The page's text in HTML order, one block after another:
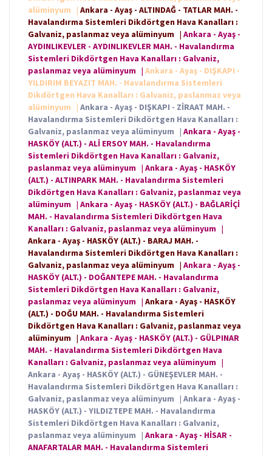
alüminyum
| Ankara - Ayaş - ALTINDAĞ - TATLAR MAH. -
Havalandırma Sistemleri Dikdörtgen Hava Kanalları :
Galvaniz, paslanmaz veya alüminyum | Ankara - Ayaş -
AYDINLIKEVLER - AYDINLIKEVLER MAH. - Havalandırma
Sistemleri Dikdörtgen Hava Kanalları : Galvaniz,
paslanmaz veya alüminyum | Ankara - Ayaş - DIŞKAPI -
YILDIRIM BEYAZIT MAH. - Havalandırma Sistemleri
Dikdörtgen Hava Kanalları : Galvaniz, paslanmaz veya
alüminyum
| Ankara - Ayaş - DIŞKAPI - ZİRAAT MAH. -
Havalandırma Sistemleri Dikdörtgen Hava Kanalları :
Galvaniz, paslanmaz veya alüminyum | Ankara - Ayaş -
HASKÖY (ALT.) - ALİ ERSOY MAH. - Havalandırma
Sistemleri Dikdörtgen Hava Kanalları : Galvaniz,
paslanmaz veya alüminyum | Ankara - Ayaş - HASKÖY
(ALT.) - ALTINPARK MAH. - Havalandırma Sistemleri
Dikdörtgen Hava Kanalları : Galvaniz, paslanmaz veya
alüminyum | Ankara - Ayaş - HASKÖY (ALT.) - BAĞLARİÇİ
MAH. - Havalandırma Sistemleri Dikdörtgen Hava
Kanalları : Galvaniz, paslanmaz veya alüminyum |
Ankara - Ayaş - HASKÖY (ALT.) - BARAJ MAH. -
Havalandırma Sistemleri Dikdörtgen Hava Kanalları :
Galvaniz, paslanmaz veya alüminyum | Ankara - Ayaş -
HASKÖY (ALT.) - DOĞANTEPE MAH. - Havalandırma
Sistemleri Dikdörtgen Hava Kanalları : Galvaniz,
paslanmaz veya alüminyum | Ankara - Ayaş - HASKÖY
(ALT.) - DOĞU MAH. - Havalandırma Sistemleri
Dikdörtgen Hava Kanalları : Galvaniz, paslanmaz veya
alüminyum | Ankara - Ayaş - HASKÖY (ALT.) - GÜLPINAR
MAH. - Havalandırma Sistemleri Dikdörtgen Hava
Kanalları : Galvaniz, paslanmaz veya alüminyum |
Ankara - Ayaş - HASKÖY (ALT.) - GÜNEŞEVLER MAH. -
Havalandırma Sistemleri Dikdörtgen Hava Kanalları :
Galvaniz, paslanmaz veya alüminyum | Ankara - Ayaş -
HASKÖY (ALT.) - YILDIZTEPE MAH. - Havalandırma
Sistemleri Dikdörtgen Hava Kanalları : Galvaniz,
paslanmaz veya alüminyum | Ankara - Ayaş - HİSAR -
ANAFARTALAR MAH. - Havalandırma Sistemleri